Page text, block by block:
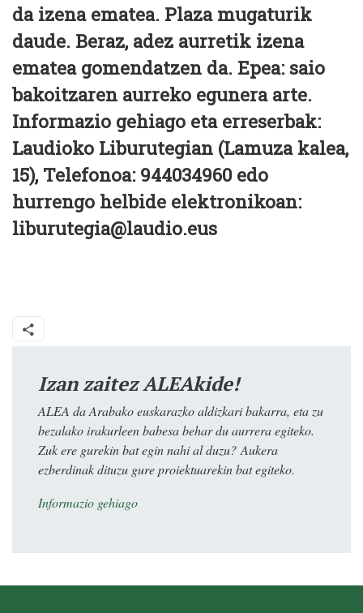
da izena ematea. Plaza mugaturik
daude. Beraz, adez aurretik izena
ematea gomendatzen da. Epea: saio
bakoitzaren aurreko egunera arte.
Informazio gehiago eta erreserbak:
Laudioko Liburutegian (Lamuza kalea,
15), Telefonoa: 944034960 edo
hurrengo helbide elektronikoan:
liburutegia@laudio.eus
Izan zaitez ALEAkide!
ALEA da Arabako euskarazko aldizkari bakarra, eta zu
bezalako irakurleen babesa behar du aurrera egiteko.
Zuk ere gurekin bat egin nahi al duzu? Aukera
ezberdinak dituzu gure proiektuarekin bat egiteko.
Informazio gehiago